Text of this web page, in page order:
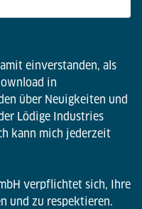
einverstanden, als
in
über Neuigkeiten und
Lödige Industries
kann mich jederzeit
verpflichtet sich, Ihre
und zu respektieren.